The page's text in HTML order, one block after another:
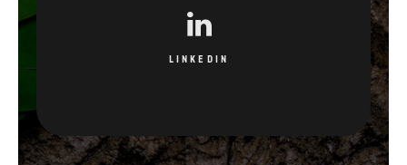
LINKEDIN